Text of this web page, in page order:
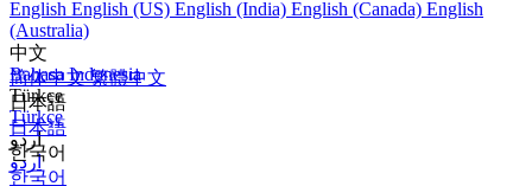
Bahasa Indonesia
Türkçe
Türkçe
اردو
اردو
English English (US) English (India) English (Canada) English
(Australia)
中文
简体中文繁體中文
日本語
日本語
한국어
한국어